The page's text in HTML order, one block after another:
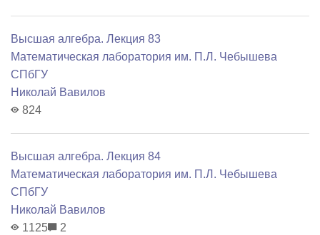
Высшая алгебра. Лекция 83
Математичеcкая лаборатория им. П.Л. Чебышева
СПбГУ
Николай Вавилов
824
Высшая алгебра. Лекция 84
Математичеcкая лаборатория им. П.Л. Чебышева
СПбГУ
Николай Вавилов
1125
2